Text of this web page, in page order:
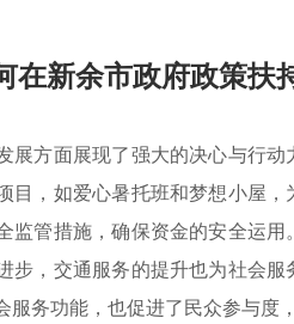
在新余市政府政策扶
展方面展现了强大的决心与行动
目，如爱心暑托班和梦想小屋
监管措施，确保资金的安全运
步，交通服务的提升也为社会
服务功能，也促进了民众参与度